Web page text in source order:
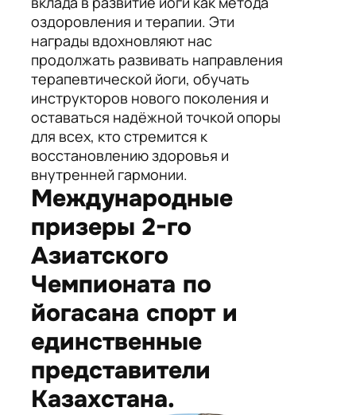
оздоровления и терапии. Эти
награды вдохновляют нас
продолжать развивать направления
терапевтической йоги, обучать
инструкторов нового поколения и
оставаться надёжной точкой опоры
для всех, кто стремится к
восстановлению здоровья и
внутренней гармонии.
Международные
призеры 2-го
Азиатского
Чемпионата по
йогасана спорт и
единственные
представители
Казахстана.